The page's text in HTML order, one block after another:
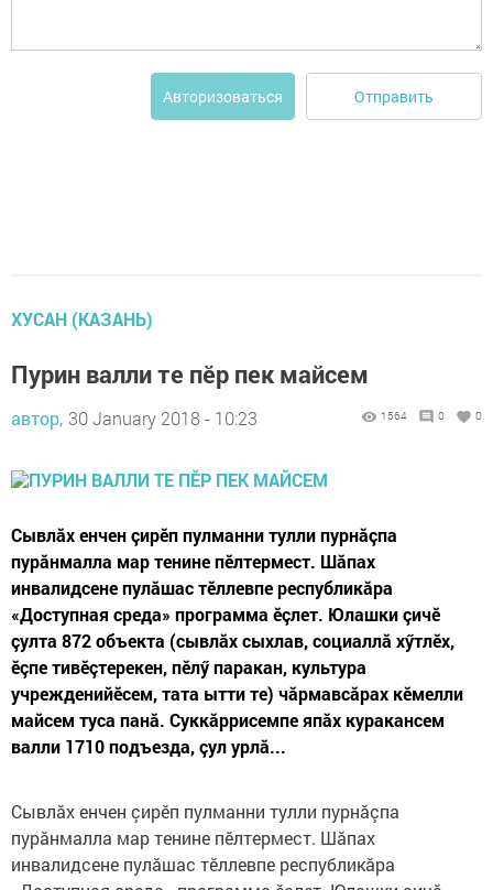
Авторизоваться Отправить
ХУСАН (КАЗАНЬ)
Пурин валли те пӗр пек майсем
автор, 30 January 2018 - 10:23 1564 0 0
Сывлăх енчен çирӗп пулманни тулли пурнăçпа
пурăнмалла мар тенине пӗлтермест. Шăпах
инвалидсене пулăшас тӗллевпе республикăра
«Доступная среда» программа ӗçлет. Юлашки çичӗ
çулта 872 объекта (сывлăх сыхлав, социаллă хӳтлӗх,
ӗçпе тивӗçтерекен, пӗлӳ паракан, культура
учрежденийӗсем, тата ытти те) чăрмавсăрах кӗмелли
майсем туса панă. Суккăррисемпе япăх куракансем
валли 1710 подъезда, çул урлă...
Сывлăх енчен çирӗп пулманни тулли пурнăçпа
пурăнмалла мар тенине пӗлтермест. Шăпах
инвалидсене пулăшас тӗллевпе республикăра